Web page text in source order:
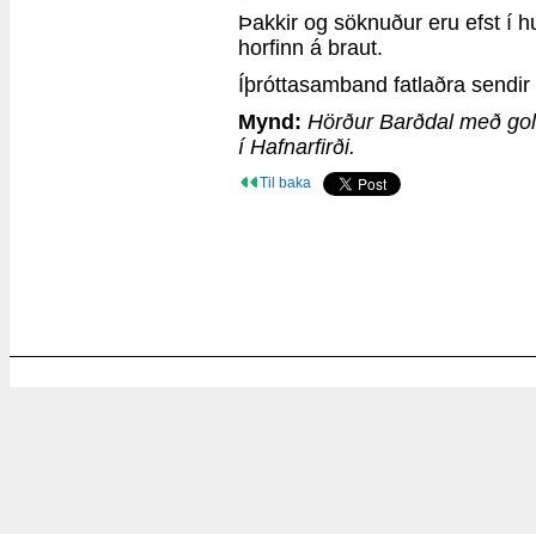
Þakkir og söknuður eru efst í
horfinn á braut.
Íþróttasamband fatlaðra
Mynd: Hörður Barðdal með
í Hafnarfirði.
Til baka